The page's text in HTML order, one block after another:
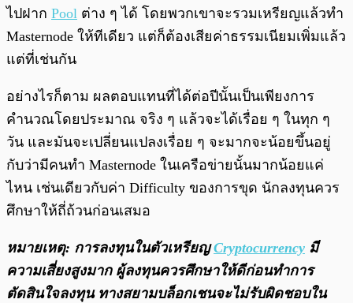
ไปฝาก Pool ต่าง ๆ ได้ โดยพวกเขาจะรวมเหรียญแล้วทำ
Masternode ให้ทีเดียว แต่ก็ต้องเสียค่าธรรมเนียมเพิ่มแล้ว
แต่ที่เช่นกัน
อย่างไรก็ตาม ผลตอบแทนที่ได้ต่อปีนั้นเป็นเพียงการ
คำนวณโดยประมาณ จริง ๆ แล้วจะได้เรื่อย ๆ ในทุก ๆ
วัน และมันจะเปลี่ยนแปลงเรื่อย ๆ จะมากจะน้อยขึ้นอยู่
กับว่ามีคนทำ Masternode ในเครือข่ายนั้นมากน้อยแค่
ไหน เช่นเดียวกับค่า Difficulty ของการขุด นักลงทุนควร
ศึกษาให้ถี่ถ้วนก่อนเสมอ
หมายเหตุ: การลงทุนในตัวเหรียญCryptocurrency มี
ความเสี่ยงสูงมาก ผู้ลงทุนควรศึกษาให้ดีก่อนทำการ
ตัดสินใจลงทุน ทางสยามบล็อกเชนจะไม่รับผิดชอบใน